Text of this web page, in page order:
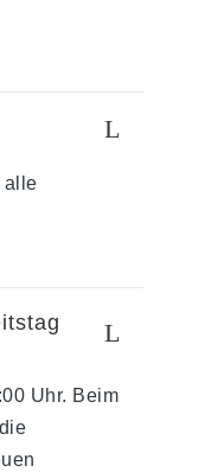
L
alle
L
Uhr. Beim